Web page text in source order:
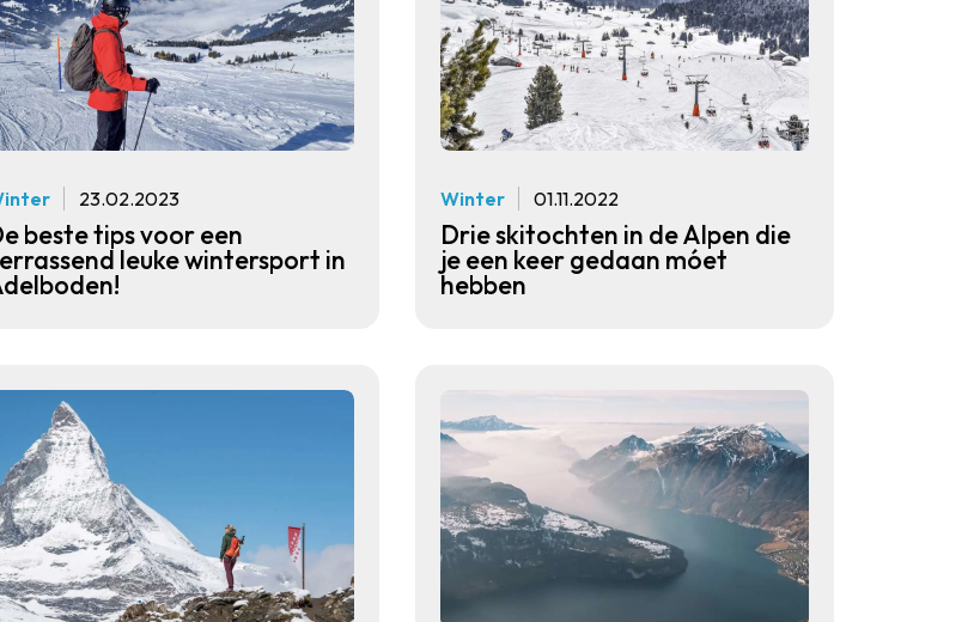
23.02.2023
beste tips voor een
leuke wintersport in
Winter 01.11.2022
Drie skitochten in de Alpen die
je een keer gedaan móet
hebben